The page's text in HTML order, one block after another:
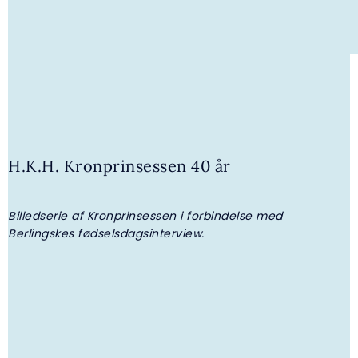
H.K.H. Kronprinsessen 40 år
Billedserie af Kronprinsessen i forbindelse med
Berlingskes fødselsdagsinterview.
4. AUGUST 2026 | GALLERI
H.K.H. Prinsesse Benedikte overrakte